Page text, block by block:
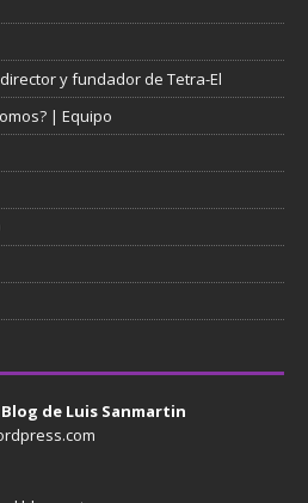
y fundador de Tetra-El
| Equipo
de Luis Sanmartin